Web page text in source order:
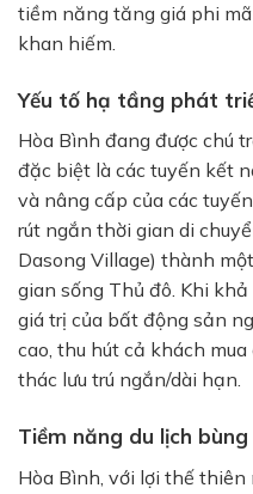
tiềm năng tăng giá phi
khan hiếm.
Yếu tố hạ tầng phát
Hòa Bình đang được chú
đặc biệt là các tuyến kết
và nâng cấp của các
rút ngắn thời gian di
Dasong Village) thành
gian sống Thủ đô. Khi
giá trị của bất động sản
cao, thu hút cả khách
thác lưu trú ngắn/dài hạn.
Tiềm năng du lịch bùng
Hòa Bình, với lợi thế thiên